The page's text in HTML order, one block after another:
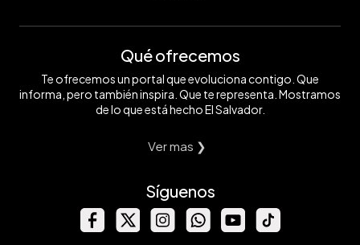
Qué ofrecemos
Te ofrecemos un portal que evoluciona contigo. Que
informa, pero también inspira. Que te representa. Mostramos
de lo que está hecho El Salvador.
Ver mas ❯
Síguenos